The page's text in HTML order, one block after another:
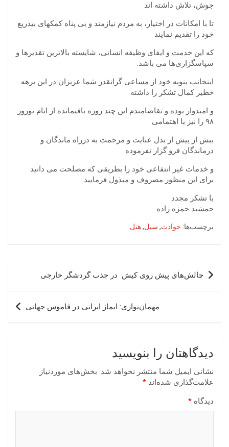
جوش، تلاش داشته اند
تا با امکانات در اختیار، به مردم نیازمند و بی پناه کمکهای بیدریغ
خود را تقدیم نمایند
که این خدمت و ایفای وظیفه انسانی، شایسته بالاترین تقدیرها و
سپاسگزاری‌ها می باشد.
اینجانب بنوبه خود از مساعی گرانقدر شما عزیزان در این برهه
خطیر کمال تشکر را داشته
و امیدوار بوده و تقاضامندم این چند روزه باقیمانده از ایام نوروز
۹۸ را نیز با اهتمامی
بیش از پیش از بذل عنایت و مرحمت به درراه ماندگان و
درماندگان فرو گزار نفرموده
و خدمات غیر انتفاعی خود را بطریقی که مصلحت می دانید
برای این منظور مصروف و مبذول فرمایید.
با تشکر مجدد
جمشید حمزه زاده
برچسب‌ها: حوادث, سیل,هتل
راهبری
نوشته
چالش‌های‭ ‬پیش‭ ‬روی‭ ‬کیش‭ ‬ در‭ ‬جذب‭ ‬گردشگر‭ ‬خارجی‭
مهمان‌نوازی: ایماژ ایرانی در قاموس جهانی
دیدگاهتان را بنویسید
نشانی ایمیل شما منتشر نخواهد شد. بخش‌های موردنیاز
علامت‌گذاری شده‌اند *
دیدگاه *